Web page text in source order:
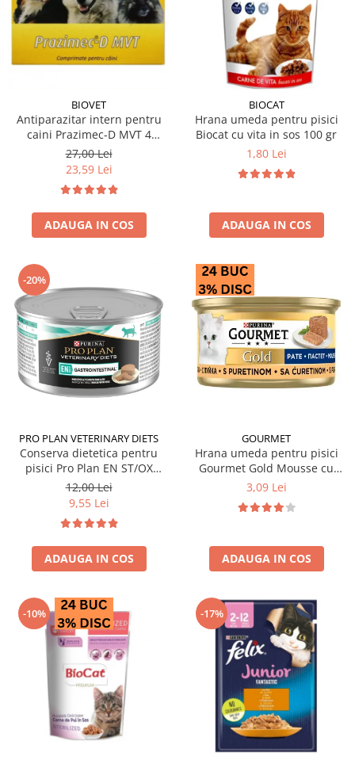
BIOVET
Antiparazitar intern pentru
caini Prazimec-D MVT 4
comprimate
27,00 Lei
23,59 Lei
ADAUGA IN COS
BIOCAT
Hrana umeda pentru pisici
Biocat cu vita in sos 100 gr
1,80 Lei
ADAUGA IN COS
-20%
PRO PLAN VETERINARY DIETS
Conserva dietetica pentru
pisici Pro Plan EN ST/OX
Gastrointestinal 195 gr
12,00 Lei
9,55 Lei
ADAUGA IN COS
GOURMET
Hrana umeda pentru pisici
Gourmet Gold Mousse cu
curcan 85 gr
3,09 Lei
ADAUGA IN COS
-10% -17%